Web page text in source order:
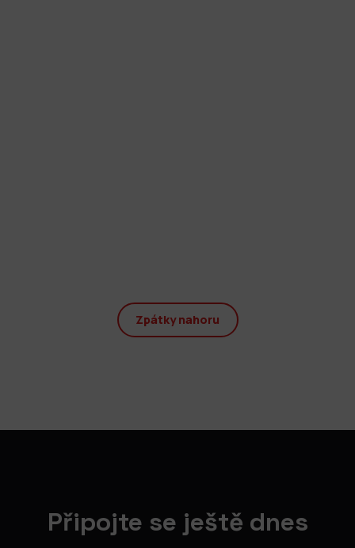
Zpátky nahoru
Připojte se ještě dnes